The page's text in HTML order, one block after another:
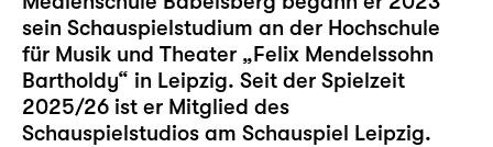
sein Schauspielstudium an der Hochschule
für Musik und Theater „Felix Mendelssohn
Bartholdy“ in Leipzig. Seit der Spielzeit
2025/26 ist er Mitglied des
Schauspielstudios am Schauspiel Leipzig.